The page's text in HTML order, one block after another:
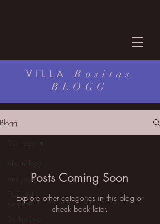
VILLARositas
BLOGG
Blogg
Pers hage
På 3 hjul i
svingene
Posts Coming Soon
Explore other categories in this blog or
check back later.